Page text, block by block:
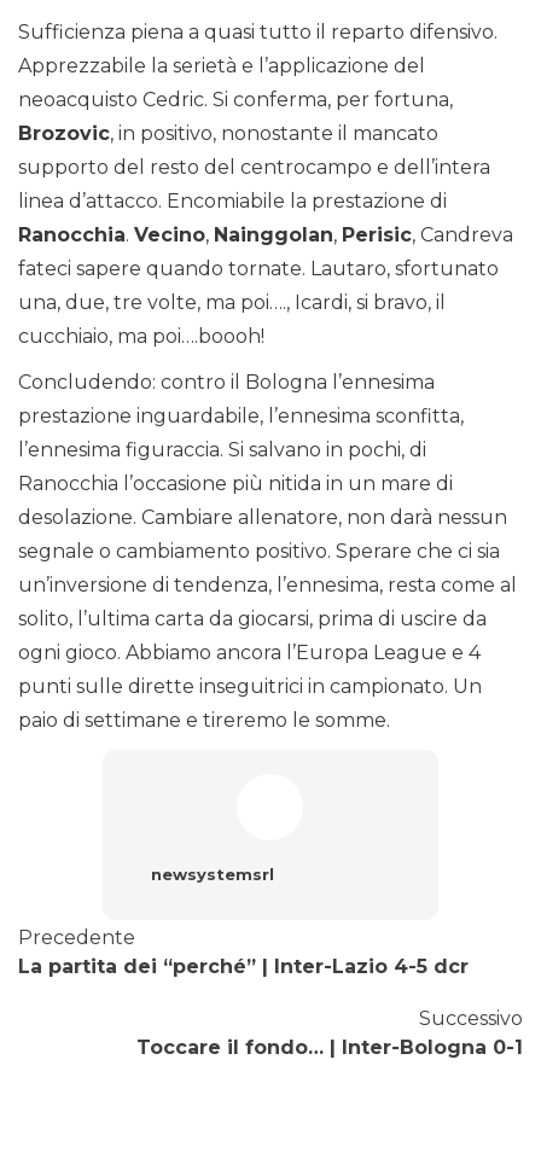
Sufficienza piena a quasi tutto il reparto difensivo.
Apprezzabile la serietà e l’applicazione del
neoacquisto Cedric. Si conferma, per fortuna,
Brozovic, in positivo, nonostante il mancato
supporto del resto del centrocampo e dell’intera
linea d’attacco. Encomiabile la prestazione di
Ranocchia. Vecino, Nainggolan, Perisic, Candreva
fateci sapere quando tornate. Lautaro, sfortunato
una, due, tre volte, ma poi…., Icardi, si bravo, il
cucchiaio, ma poi….boooh!
Concludendo: contro il Bologna l’ennesima
prestazione inguardabile, l’ennesima sconfitta,
l’ennesima figuraccia. Si salvano in pochi, di
Ranocchia l’occasione più nitida in un mare di
desolazione. Cambiare allenatore, non darà nessun
segnale o cambiamento positivo. Sperare che ci sia
un’inversione di tendenza, l’ennesima, resta come al
solito, l’ultima carta da giocarsi, prima di uscire da
ogni gioco. Abbiamo ancora l’Europa League e 4
punti sulle dirette inseguitrici in campionato. Un
paio di settimane e tireremo le somme.
newsystemsrl
Precedente
La partita dei “perché” | Inter-Lazio 4-5 dcr
Successivo
Toccare il fondo… | Inter-Bologna 0-1